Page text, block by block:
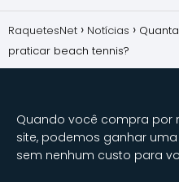
RaquetesNet Notícias
praticar beach tennis?
Quando você compra por
site, podemos ganhar
sem nenhum custo para